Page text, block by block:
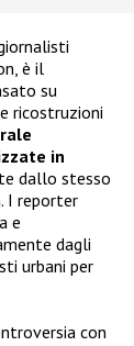
è il
su
ricostruzioni
in
dallo stesso
I reporter
e
dagli
urbani per
con